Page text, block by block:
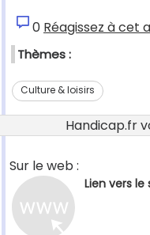
0 Réagissez à cet
Thèmes :
Culture & loisirs
Handicap.fr
Sur le web :
Lien vers le